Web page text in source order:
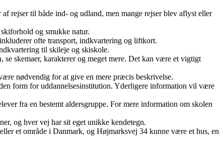
rejser til både ind- og udland, men mange rejser blev aflyst eller
og smukke natur.
ofte transport, indkvartering og liftkort.
til skileje og skiskole.
skemaer, karakterer og meget mere. Det kan være et vigtigt
nødvendig for at give en mere præcis beskrivelse.
form for uddannelsesinstitution. Yderligere information vil være
fra en bestemt aldersgruppe. For mere information om skolen
og hver vej har sit eget unikke kendetegn.
et område i Danmark, og Højmarksvej 34 kunne være et hus, en